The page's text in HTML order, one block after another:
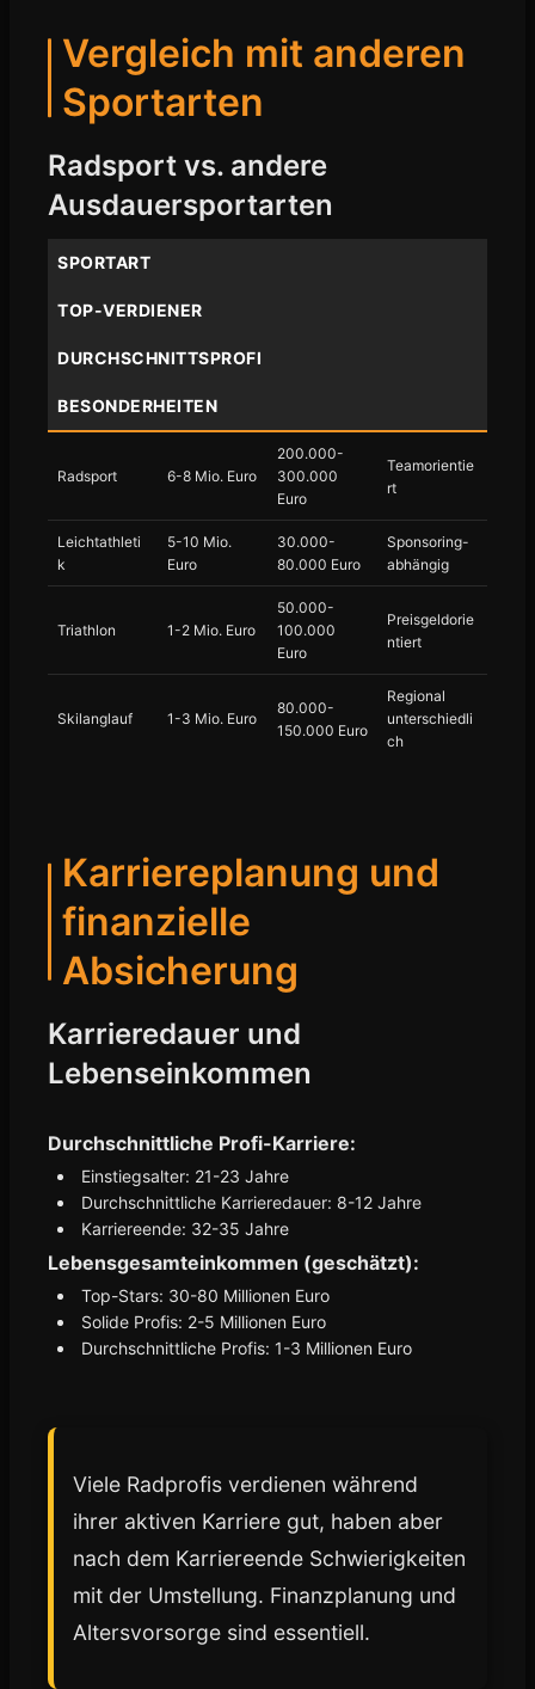
Vergleich mit anderen
Sportarten
Radsport vs. andere
Ausdauersportarten
SPORTART
TOP-VERDIENER
DURCHSCHNITTSPROFI
BESONDERHEITEN
Radsport 6-8 Mio. Euro
200.000-
300.000
Euro
Teamorientie
rt
Leichtathleti
k
5-10 Mio.
Euro
30.000-
80.000 Euro
Sponsoring-
abhängig
Triathlon 1-2 Mio. Euro
50.000-
100.000
Euro
Preisgeldorie
ntiert
Skilanglauf 1-3 Mio. Euro
80.000-
150.000 Euro
Regional
unterschiedli
ch
Karriereplanung und
finanzielle
Absicherung
Karrieredauer und
Lebenseinkommen
Durchschnittliche Profi-Karriere:
Einstiegsalter: 21-23 Jahre
Durchschnittliche Karrieredauer: 8-12 Jahre
Karriereende: 32-35 Jahre
Lebensgesamteinkommen (geschätzt):
Top-Stars: 30-80 Millionen Euro
Solide Profis: 2-5 Millionen Euro
Durchschnittliche Profis: 1-3 Millionen Euro
Viele Radprofis verdienen während
ihrer aktiven Karriere gut, haben aber
nach dem Karriereende Schwierigkeiten
mit der Umstellung. Finanzplanung und
Altersvorsorge sind essentiell.